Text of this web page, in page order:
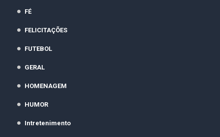
FÉ
FELICITAÇÕES
FUTEBOL
GERAL
HOMENAGEM
HUMOR
Intretenimento